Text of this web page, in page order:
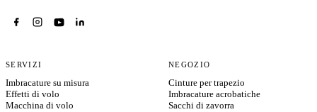
SERVIZI
Imbracature su misura
Effetti di volo
Macchina di volo
NEGOZIO
Cinture per trapezio
Imbracature acrobatiche
Sacchi di zavorra